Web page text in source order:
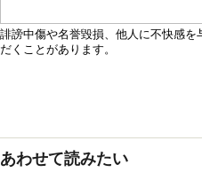
あわせて読みたい